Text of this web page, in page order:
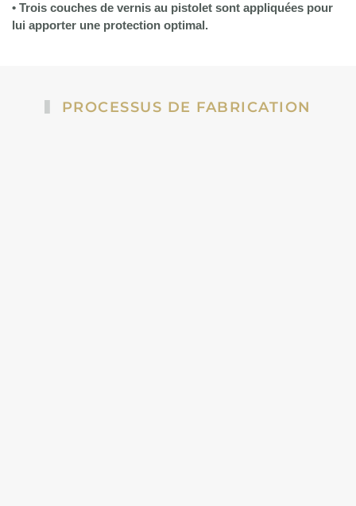
• Trois couches de vernis au pistolet sont appliquées pour
lui apporter une protection optimal.
PROCESSUS DE FABRICATION